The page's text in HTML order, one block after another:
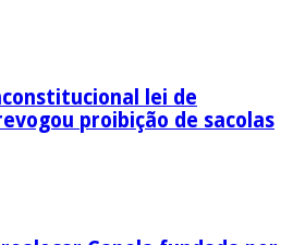
lei de
proibição de sacolas